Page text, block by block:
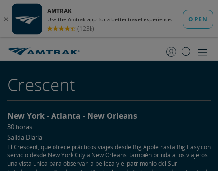
Contenido
Navegación
Crescent
New York Atlanta New Orleans
30 horas
Salida Diaria
El Crescent, que ofrece prácticos viajes desde Big Apple hasta Big Easy con
servicio desde New York City a New Orleans, también brinda a los viajeros
una vista única para observar la belleza y el patrimonio del Sur